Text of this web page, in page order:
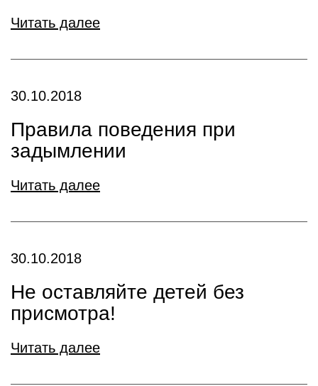
Читать далее
30.10.2018
Правила поведения при
задымлении
Читать далее
30.10.2018
Не оставляйте детей без
присмотра!
Читать далее